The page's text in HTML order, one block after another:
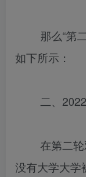
那么“第二
如下所示：
二、2022
在第二轮
没有大学大学